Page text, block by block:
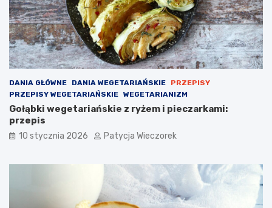
DANIA GŁÓWNE DANIA WEGETARIAŃSKIE
PRZEPISY
PRZEPISY WEGETARIAŃSKIE WEGETARIANIZM
Gołąbki wegetariańskie z ryżem i pieczarkami:
przepis
10 stycznia 2026 Patycja Wieczorek